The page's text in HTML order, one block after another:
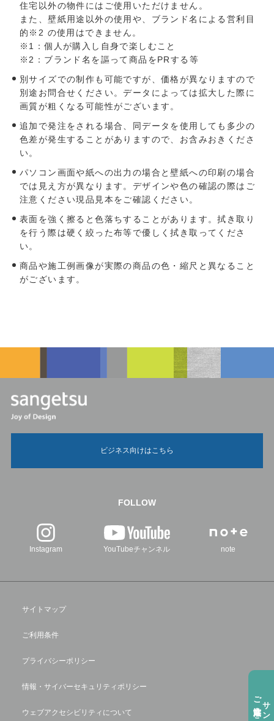
住宅以外の物件にはご使用いただけません。
また、壁紙用途以外の使用や、ブランド名による営利目
的※2 の使用はできません。
※1：個人が購入し自身で楽しむこと
※2：ブランド名を謳って商品をPRする等
別サイズでの制作も可能ですが、価格が異なりますので
別途お問合せください。データによっては拡大した際に
画質が粗くなる可能性がございます。
追加で発注をされる場合、同データを使用しても多少の
色差が発生することがありますので、お含みおきくださ
い。
パソコン画面や紙への出力の場合と壁紙への印刷の場合
では見え方が異なります。デザインや色の確認の際はご
注意ください現品見本をご確認ください。
表面を強く擦ると色落ちすることがあります。拭き取り
を行う際は硬く絞った布等で優しく拭き取ってくださ
い。
商品や施工例画像が実際の商品の色・縮尺と異なること
がございます。
ビジネス向けはこちら
FOLLOW
Instagram YouTubeチャンネル note
サイトマップ
ご利用条件
プライバシーポリシー
情報・サイバーセキュリティポリシー
ウェブアクセシビリティについて